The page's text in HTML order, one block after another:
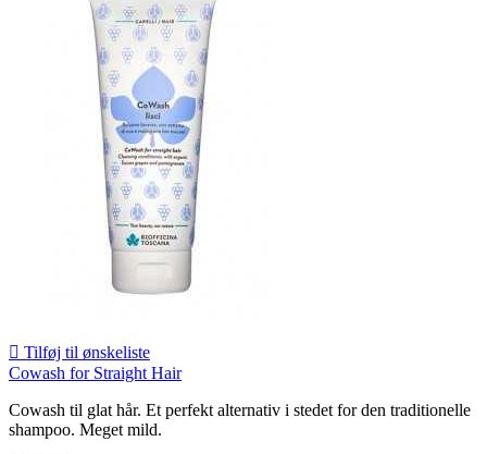
 Tilføj til ønskeliste
Cowash for Straight Hair
Cowash til glat hår. Et perfekt alternativ i stedet for den traditionelle
shampoo. Meget mild.